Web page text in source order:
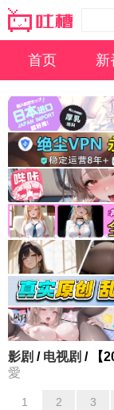
首页 新
影剧 / 电视剧 / 【
愛
1 2 3